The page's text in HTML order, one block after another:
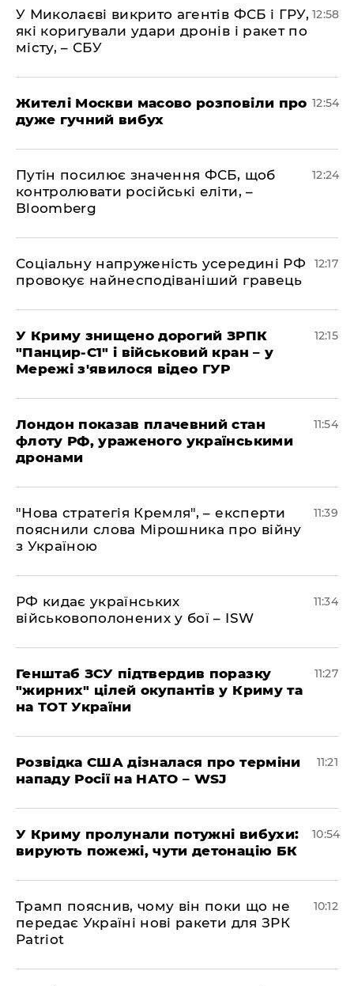
У Миколаєві викрито агентів ФСБ і ГРУ,
які коригували удари дронів і ракет по
місту, – СБУ
12:58
Жителі Москви масово розповіли про
дуже гучний вибух
12:54
Путін посилює значення ФСБ, щоб
контролювати російські еліти, –
Bloomberg
12:24
Соціальну напруженість усередині РФ
провокує найнесподіваніший гравець
12:17
У Криму знищено дорогий ЗРПК
"Панцир-С1" і військовий кран – у
Мережі з'явилося відео ГУР
12:15
Лондон показав плачевний стан
флоту РФ, ураженого українськими
дронами
11:54
"Нова стратегія Кремля", – експерти
пояснили слова Мірошника про війну
з Україною
11:39
РФ кидає українських
військовополонених у бої – ISW
11:34
Генштаб ЗСУ підтвердив поразку
"жирних" цілей окупантів у Криму та
на ТОТ України
11:27
Розвідка США дізналася про терміни
нападу Росії на НАТО – WSJ
11:21
У Криму пролунали потужні вибухи:
вирують пожежі, чути детонацію БК
10:54
Трамп пояснив, чому він поки що не
передає Україні нові ракети для ЗРК
Patriot
10:12